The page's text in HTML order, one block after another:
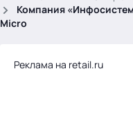
Компания
Micro
Реклама на retail.ru